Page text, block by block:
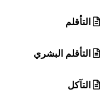
التأقلم
التأقلم البشري
التآكل